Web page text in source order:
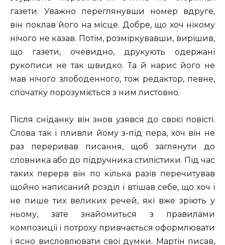
газети. Уважно переглянувши номер вдруге,
він поклав його на місце. Добре, що хоч нікому
нічого не казав. Потім, розміркувавши, вирішив,
що газети, очевидно, друкують одержані
рукописи не так швидко. Та й нарис його не
мав нічого злободенного, тож редактор, певне,
спочатку порозуміється з ним листовно.
Після сніданку він знов узявся до своєї повісті.
Слова так і пливли йому з-під пера, хоч він не
раз переривав писання, щоб заглянути до
словника або до підручника стилістики. Під час
таких перерв він по кілька разів перечитував
щойно написаний розділ і втішав себе, що хоч і
не пише тих великих речей, які вже зріють у
ньому, зате знайомиться з правилами
композиції і потроху привчається оформлювати
і ясно висловлювати свої думки. Мартін писав,